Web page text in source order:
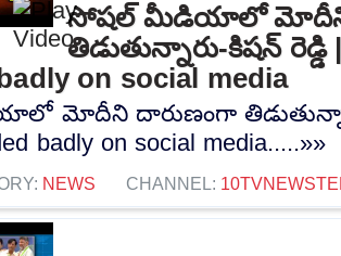
సోషల్ మీడియాలో మోదీని
తిడుతున్నారు-కిషన్
on social media
మోదీని దారుణంగా
badly on social media.....»»
NEWS CHANNEL: